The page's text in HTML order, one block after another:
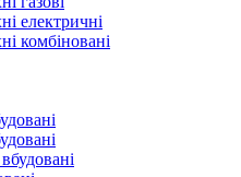
електричні
комбіновані